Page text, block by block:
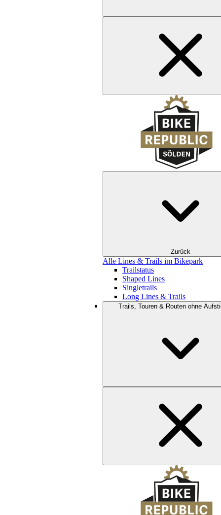
Zurück
Alle Lines & Trails im Bikepark
Trailstatus
Shaped Lines
Singletrails
Long Lines & Trails
Trails, Touren & Routen ohne